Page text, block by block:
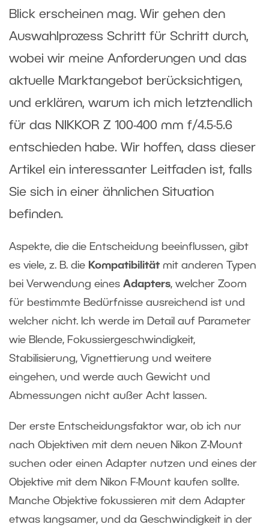
Blick erscheinen mag. Wir gehen den
Auswahlprozess Schritt für Schritt durch,
wobei wir meine Anforderungen und das
aktuelle Marktangebot berücksichtigen,
und erklären, warum ich mich letztendlich
für das NIKKOR Z 100-400 mm f/4.5-5.6
entschieden habe. Wir hoffen, dass dieser
Artikel ein interessanter Leitfaden ist, falls
Sie sich in einer ähnlichen Situation
befinden.
Aspekte, die die Entscheidung beeinflussen, gibt
es viele, z. B. die Kompatibilität mit anderen Typen
bei Verwendung eines Adapters, welcher Zoom
für bestimmte Bedürfnisse ausreichend ist und
welcher nicht. Ich werde im Detail auf Parameter
wie Blende, Fokussiergeschwindigkeit,
Stabilisierung, Vignettierung und weitere
eingehen, und werde auch Gewicht und
Abmessungen nicht außer Acht lassen.
Der erste Entscheidungsfaktor war, ob ich nur
nach Objektiven mit dem neuen Nikon Z-Mount
suchen oder einen Adapter nutzen und eines der
Objektive mit dem Nikon F-Mount kaufen sollte.
Manche Objektive fokussieren mit dem Adapter
etwas langsamer, und da Geschwindigkeit in der